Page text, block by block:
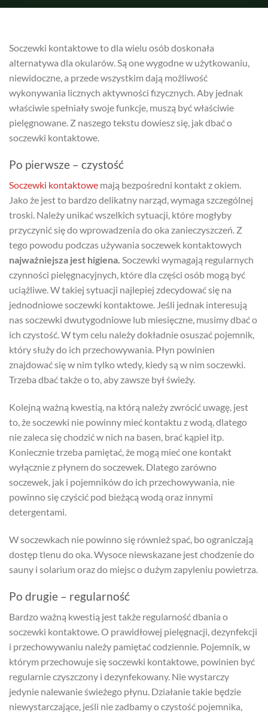
Soczewki kontaktowe to dla wielu osób doskonała
alternatywa dla okularów. Są one wygodne w użytkowaniu,
niewidoczne, a przede wszystkim dają możliwość
wykonywania licznych aktywności fizycznych. Aby jednak
właściwie spełniały swoje funkcje, muszą być właściwie
pielęgnowane. Z naszego tekstu dowiesz się, jak dbać o
soczewki kontaktowe.
Po pierwsze – czystość
Soczewki kontaktowe mają bezpośredni kontakt z okiem.
Jako że jest to bardzo delikatny narząd, wymaga szczególnej
troski. Należy unikać wszelkich sytuacji, które mogłyby
przyczynić się do wprowadzenia do oka zanieczyszczeń. Z
tego powodu podczas używania soczewek kontaktowych
najważniejsza jest higiena. Soczewki wymagają regularnych
czynności pielęgnacyjnych, które dla części osób mogą być
uciążliwe. W takiej sytuacji najlepiej zdecydować się na
jednodniowe soczewki kontaktowe. Jeśli jednak interesują
nas soczewki dwutygodniowe lub miesięczne, musimy dbać o
ich czystość. W tym celu należy dokładnie osuszać pojemnik,
który służy do ich przechowywania. Płyn powinien
znajdować się w nim tylko wtedy, kiedy są w nim soczewki.
Trzeba dbać także o to, aby zawsze był świeży.
Kolejną ważną kwestią, na którą należy zwrócić uwagę, jest
to, że soczewki nie powinny mieć kontaktu z wodą, dlatego
nie zaleca się chodzić w nich na basen, brać kąpiel itp.
Koniecznie trzeba pamiętać, że mogą mieć one kontakt
wyłącznie z płynem do soczewek. Dlatego zarówno
soczewek, jak i pojemników do ich przechowywania, nie
powinno się czyścić pod bieżącą wodą oraz innymi
detergentami.
W soczewkach nie powinno się również spać, bo ograniczają
dostęp tlenu do oka. Wysoce niewskazane jest chodzenie do
sauny i solarium oraz do miejsc o dużym zapyleniu powietrza.
Po drugie – regularność
Bardzo ważną kwestią jest także regularność dbania o
soczewki kontaktowe. O prawidłowej pielęgnacji, dezynfekcji
i przechowywaniu należy pamiętać codziennie. Pojemnik, w
którym przechowuje się soczewki kontaktowe, powinien być
regularnie czyszczony i dezynfekowany. Nie wystarczy
jedynie nalewanie świeżego płynu. Działanie takie będzie
niewystarczające, jeśli nie zadbamy o czystość pojemnika,